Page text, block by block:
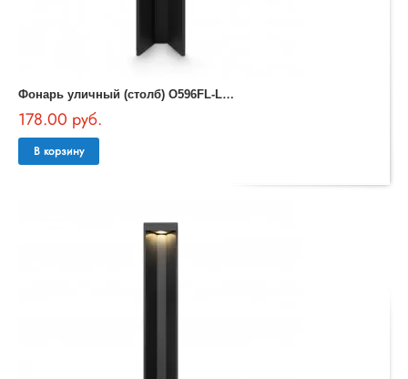
Ф
онарь уличный (столб) O596FL-L9GR4K Essen Outdoor
178.00 руб.
В корзину